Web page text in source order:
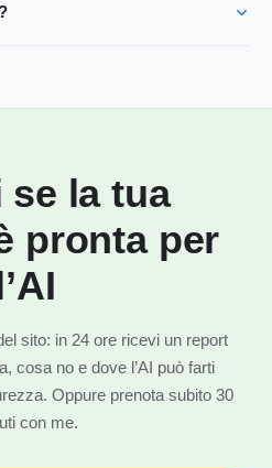
se la tua
pronta per
sito: in 24 ore ricevi un report
cosa no e dove l’AI può farti
Oppure prenota subito 30
con me.